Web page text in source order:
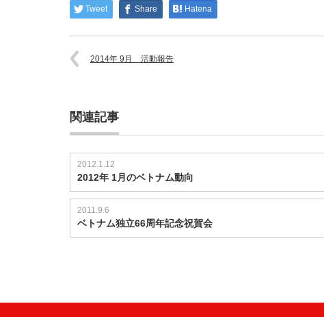
Tweet Share Hatena
2014年 9月 活動報告
関連記事
2012.1.12
2012年 1月のベトナム動向
2011.9.6
ベトナム独立66周年記念祝賀会